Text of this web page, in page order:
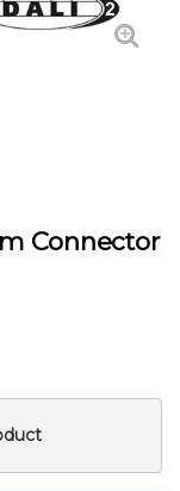
Connector